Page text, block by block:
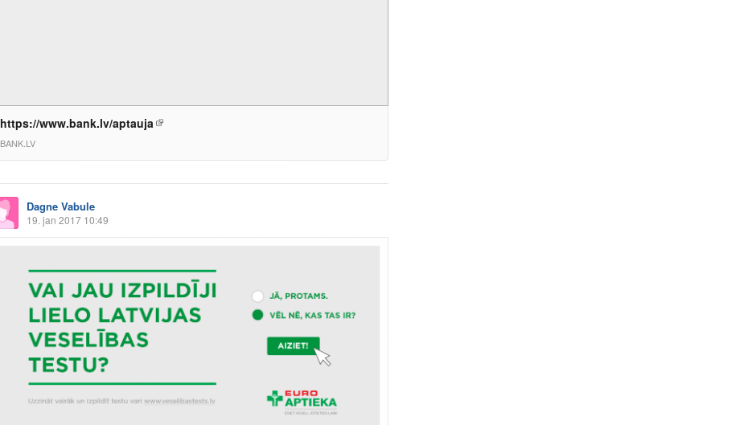
https://www.bank.lv/aptauja
BANK.LV
Dagne Vabule
19. jan 2017 10:49